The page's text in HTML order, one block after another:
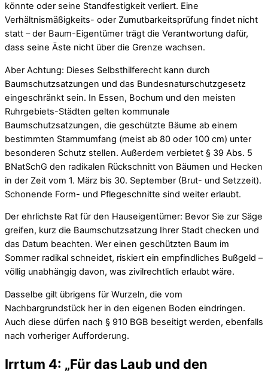
könnte oder seine Standfestigkeit verliert. Eine
Verhältnismäßigkeits- oder Zumutbarkeitsprüfung findet nicht
statt – der Baum-Eigentümer trägt die Verantwortung dafür,
dass seine Äste nicht über die Grenze wachsen.
Aber Achtung: Dieses Selbsthilferecht kann durch
Baumschutzsatzungen und das Bundesnaturschutzgesetz
eingeschränkt sein. In Essen, Bochum und den meisten
Ruhrgebiets-Städten gelten kommunale
Baumschutzsatzungen, die geschützte Bäume ab einem
bestimmten Stammumfang (meist ab 80 oder 100 cm) unter
besonderen Schutz stellen. Außerdem verbietet § 39 Abs. 5
BNatSchG den radikalen Rückschnitt von Bäumen und Hecken
in der Zeit vom 1. März bis 30. September (Brut- und Setzzeit).
Schonende Form- und Pflegeschnitte sind weiter erlaubt.
Der ehrlichste Rat für den Hauseigentümer: Bevor Sie zur Säge
greifen, kurz die Baumschutzsatzung Ihrer Stadt checken und
das Datum beachten. Wer einen geschützten Baum im
Sommer radikal schneidet, riskiert ein empfindliches Bußgeld –
völlig unabhängig davon, was zivilrechtlich erlaubt wäre.
Dasselbe gilt übrigens für Wurzeln, die vom
Nachbargrundstück her in den eigenen Boden eindringen.
Auch diese dürfen nach § 910 BGB beseitigt werden, ebenfalls
nach vorheriger Aufforderung.
Irrtum 4: „Für das Laub und den